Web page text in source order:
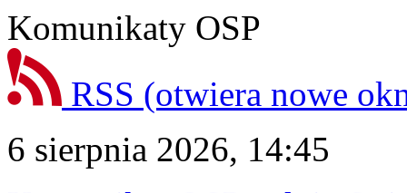
Komunikaty OSP
RSS (otwiera nowe
6 sierpnia 2026, 14:45